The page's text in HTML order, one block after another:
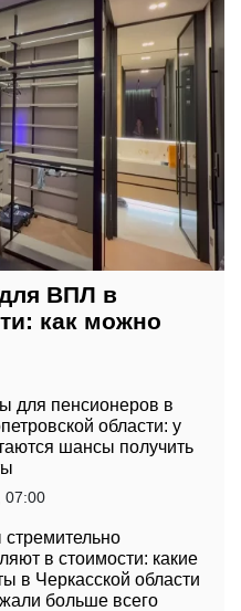
ВПЛ в
как можно
для пенсионеров в
области: у
шансы получить
07:00
в стоимости: какие
в Черкасской области
больше всего